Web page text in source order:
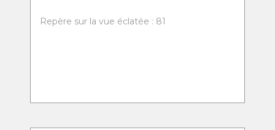
Repère sur la vue éclatée : 81